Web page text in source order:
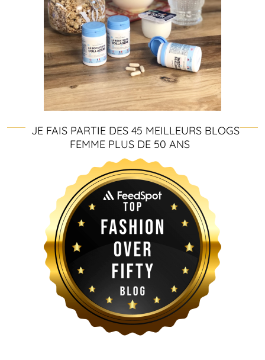
JE FAIS PARTIE DES 45 MEILLEURS BLOGS
FEMME PLUS DE 50 ANS